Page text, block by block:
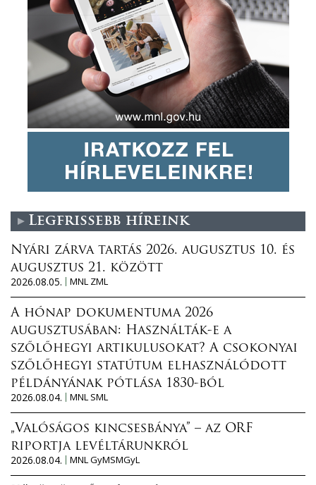
Legfrissebb híreink
Nyári zárva tartás 2026. augusztus 10. és
augusztus 21. között
2026.08.05.
MNL ZML
A hónap dokumentuma 2026
augusztusában: Használták-e a
szőlőhegyi artikulusokat? A csokonyai
szőlőhegyi statútum elhasználódott
példányának pótlása 1830-ból
2026.08.04.
MNL SML
„Valóságos kincsesbánya” – az ORF
riportja levéltárunkról
2026.08.04.
MNL GyMSMGyL